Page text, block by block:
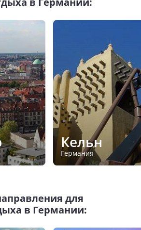
Кельн
Германия
для
в Германии: